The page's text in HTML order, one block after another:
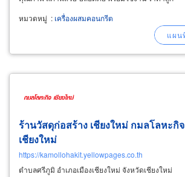
เครื่องผสมปูนสำหรับผสมปูนแห้ง (dry mixer) ราคา
ถูก พร้อมจัดส่ง เครื่องผสมคอนกรีตอัตโนมัติ แบบ
หมวดหมู่ : เครื่องผสมคอนกรีต
ร้านวัสดุก่อสร้าง เชียงใหม่ กมลโลหะกิจ
เชียงใหม่
https://kamollohakit.yellowpages.co.th
ตำบลศรีภูมิ อำเภอเมืองเชียงใหม่ จังหวัดเชียงใหม่